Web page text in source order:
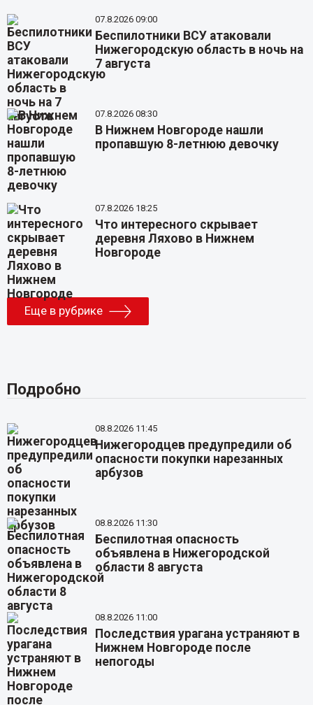
07.8.2026 09:00
Беспилотники ВСУ атаковали
Нижегородскую область в ночь на
7 августа
07.8.2026 08:30
В Нижнем Новгороде нашли
пропавшую 8-летнюю девочку
07.8.2026 18:25
Что интересного скрывает
деревня Ляхово в Нижнем
Новгороде
Еще в рубрике
Подробно
08.8.2026 11:45
Нижегородцев предупредили об
опасности покупки нарезанных
арбузов
08.8.2026 11:30
Беспилотная опасность
объявлена в Нижегородской
области 8 августа
08.8.2026 11:00
Последствия урагана устраняют в
Нижнем Новгороде после
непогоды